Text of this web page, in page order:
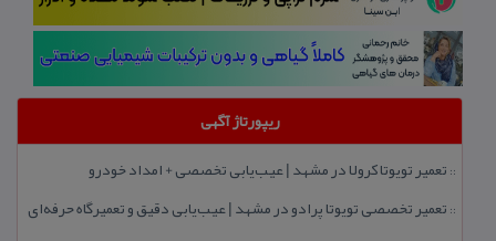
ریپورتاژ آگهی
:: تعمیر تویوتا كرولا در مشهد | عیب‌یابی تخصصی + امداد خودرو
:: تعمیر تخصصی تویوتا پرادو در مشهد | عیب‌یابی دقیق و تعمیرگاه حرفه‌ای